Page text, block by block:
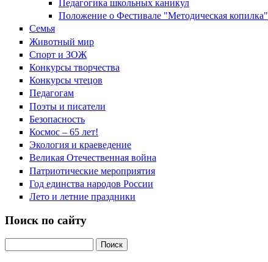
Педагогика школьных каникул
Положение о Фестивале "Методическая копилка"
Семья
Животный мир
Спорт и ЗОЖ
Конкурсы творчества
Конкурсы чтецов
Педагогам
Поэты и писатели
Безопасность
Космос – 65 лет!
Экология и краеведение
Великая Отечественная война
Патриотические мероприятия
Год единства народов России
Лето и летние праздники
Поиск по сайту